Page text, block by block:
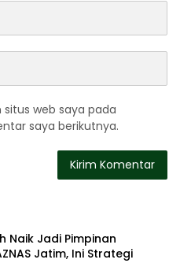
web saya pada
saya berikutnya.
Naik Jadi Pimpinan
Jatim, Ini Strategi